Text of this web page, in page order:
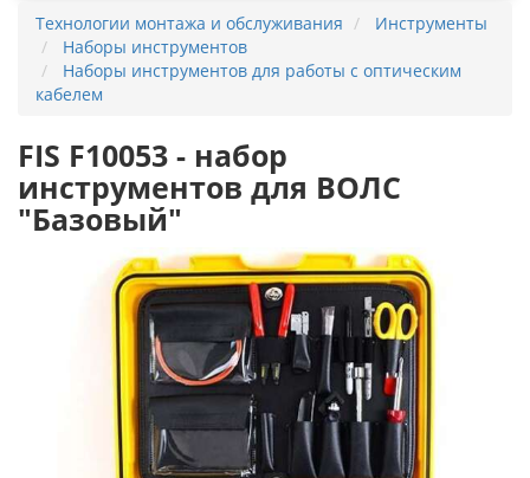
Технологии монтажа и обслуживания
Инструменты
Наборы инструментов
Наборы инструментов для работы с оптическим
кабелем
FIS F10053 - набор
инструментов для ВОЛС
"Базовый"